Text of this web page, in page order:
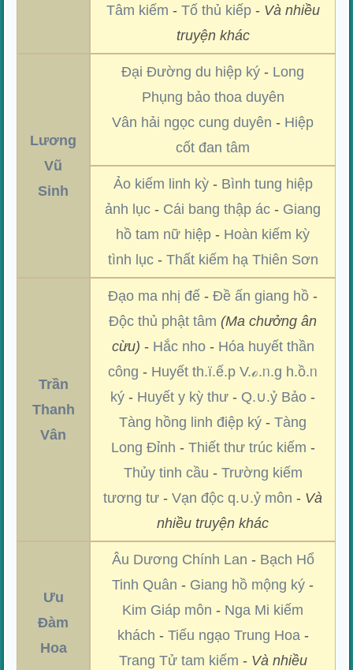
Tâm kiếm - Tố thủ kiếp- Và nhiều
truyện khác
Lương
Vũ
Sinh
Đại Đường du hiệp ký - Long
Phụng bảo thoa duyên
Vân hải ngọc cung duyên - Hiệp
cốt đan tâm
Ảo kiếm linh kỳ- Bình tung hiệp
ảnh lục - Cái bang thập ác - Giang
hồ tam nữ hiệp - Hoàn kiếm kỳ
tình lục- Thất kiếm hạ Thiên Sơn
Trần
Thanh
Vân
Đạo ma nhị đế -Đề ấn giang hồ -
Độc thủ phật tâm (Ma chưởng ân
cừu) - Hắc nho- Hóa huyết thần
công - Huyết th.ï.ế.p V.ℴ.ᥒ.g h.ồ.ᥒ
ký - Huyết y kỳ thư - Q.∪.ỷ Bảo -
Tàng hồng linh điệp ký -Tàng
Long Đỉnh - Thiết thư trúc kiếm -
Thủy tinh cầu - Trường kiếm
tương tư -Vạn độc q.∪.ỷ môn - Và
nhiều truyện khác
Ưu
Đàm
Hoa
Âu Dương Chính Lan - Bạch Hổ
Tinh Quân - Giang hồ mộng ký -
Kim Giáp môn - Nga Mi kiếm
khách - Tiếu ngạo Trung Hoa-
Trang Tử tam kiếm - Và nhiều